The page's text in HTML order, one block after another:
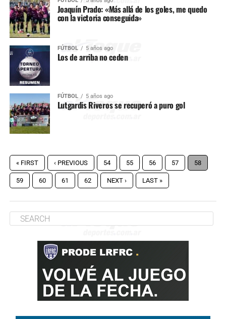
Joaquín Prado: «Más allá de los goles, me quedo
con la victoria conseguida»
FÚTBOL 5 años ago
Los de arriba no ceden
FÚTBOL 5 años ago
Lutgardis Riveros se recuperó a puro gol
« FIRST ‹ PREVIOUS 54 55 56 57 58
59 60 61 62 NEXT › LAST »